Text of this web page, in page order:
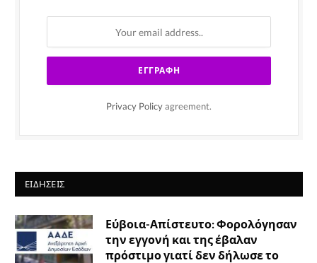
Privacy Policy agreement.
ΕΙΔΉΣΕΙΣ
Εύβοια-Απίστευτο: Φορολόγησαν
την εγγονή και της έβαλαν
πρόστιμο γιατί δεν δήλωσε το